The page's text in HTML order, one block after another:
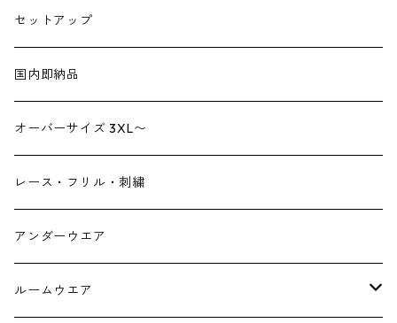
サロペット
ジャンプスーツ
デニム
トートバック
ショルダーバック
シューズ
ブーツ
パンプス
帽子
ヘアーアクセサリー
ストール
つけ襟
イヤリング・ピアス
セットアップ
国内即納品
オーバーサイズ 3XL〜
レース・フリル・刺繍
アンダーウエア
ルームウエア